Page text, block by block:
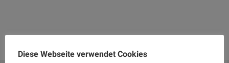
Diese Webseite verwendet Cookies